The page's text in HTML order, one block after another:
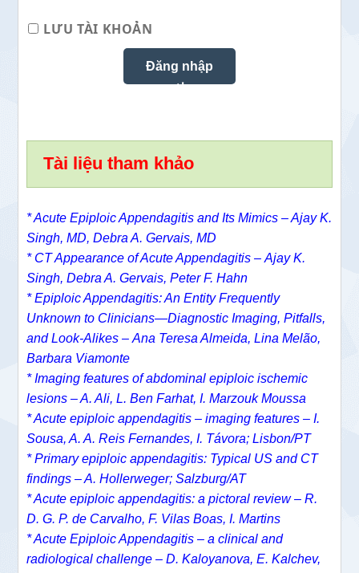
LƯU TÀI KHOẢN
Tài liệu tham khảo
* Acute Epiploic Appendagitis and Its Mimics –Ajay K.
Singh, MD,Debra A. Gervais, MD
* CT Appearance of Acute Appendagitis –Ajay K.
Singh,Debra A. Gervais,Peter F. Hahn
*Epiploic Appendagitis: An Entity Frequently
Unknown to Clinicians—Diagnostic Imaging, Pitfalls,
and Look-Alikes –Ana Teresa Almeida,Lina Melão,
Barbara Viamonte
* Imaging features of abdominal epiploic ischemic
lesions – A. Ali, L. Ben Farhat, I. Marzouk Moussa
* Acute epiploic appendagitis – imaging features – I.
Sousa, A. A. Reis Fernandes, I. Távora; Lisbon/PT
* Primary epiploic appendagitis: Typical US and CT
findings – A. Hollerweger; Salzburg/AT
* Acute epiploic appendagitis: a pictoral review – R.
D. G. P. de Carvalho, F. Vilas Boas, I. Martins
* Acute Epiploic Appendagitis – a clinical and
radiological challenge – D. Kaloyanova, E. Kalchev,